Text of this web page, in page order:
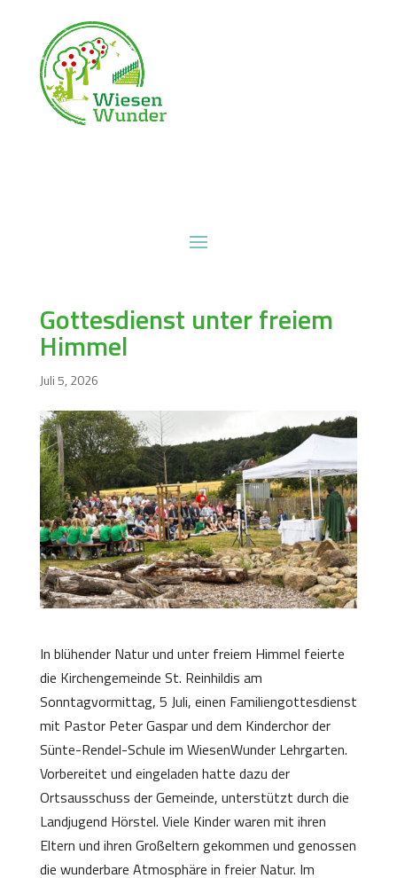
Gottesdienst unter freiem
Himmel
Juli 5, 2026
In blühender Natur und unter freiem Himmel feierte
die Kirchengemeinde St. Reinhildis am
Sonntagvormittag, 5 Juli, einen Familiengottesdienst
mit Pastor Peter Gaspar und dem Kinderchor der
Sünte-Rendel-Schule im WiesenWunder Lehrgarten.
Vorbereitet und eingeladen hatte dazu der
Ortsausschuss der Gemeinde, unterstützt durch die
Landjugend Hörstel. Viele Kinder waren mit ihren
Eltern und ihren Großeltern gekommen und genossen
die wunderbare Atmosphäre in freier Natur. Im